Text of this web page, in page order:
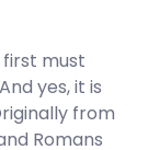
first must
yes, it is
from
Romans